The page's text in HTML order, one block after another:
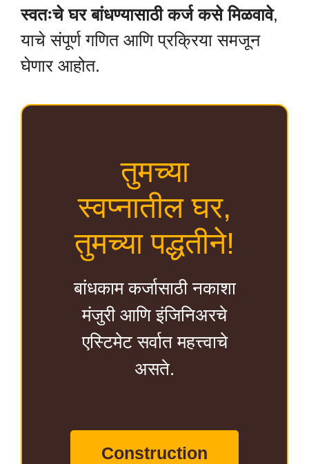
स्वतःचे घर बांधण्यासाठी कर्ज कसे मिळवावे,
याचे संपूर्ण गणित आणि प्रक्रिया समजून
घेणार आहोत.
तुमच्या
स्वप्नातील घर,
तुमच्या पद्धतीने!
बांधकाम कर्जासाठी नकाशा
मंजुरी आणि इंजिनिअरचे
एस्टिमेट सर्वात महत्त्वाचे
असते.
Construction